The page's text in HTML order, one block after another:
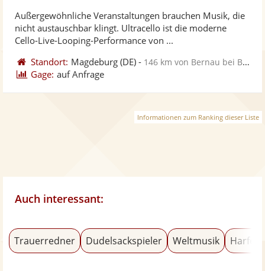
Fotos
5
Außergewöhnliche Veranstaltungen brauchen Musik, die
nicht austauschbar klingt. Ultracello ist die moderne
Cello-Live-Looping-Performance von ...
Standort: Magdeburg (DE) - 146 km von Bernau bei Berlin
Gage: auf Anfrage
Informationen zum Ranking dieser Liste
Auch interessant:
Trauerredner Dudelsackspieler Weltmusik